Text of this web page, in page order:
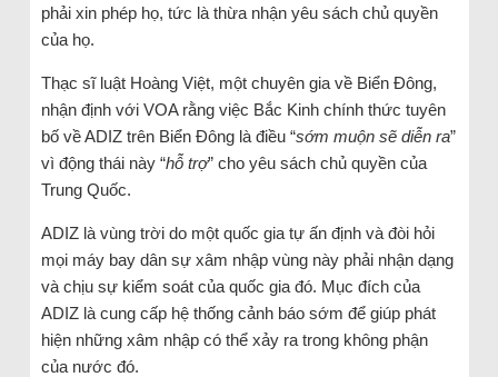
phải xin phép họ, tức là thừa nhận yêu sách chủ quyền
của họ.
Thạc sĩ luật Hoàng Việt, một chuyên gia về Biển Đông,
nhận định với VOA rằng việc Bắc Kinh chính thức tuyên
bố về ADIZ trên Biển Đông là điều “sớm muộn sẽ diễn ra”
vì động thái này “hỗ trợ” cho yêu sách chủ quyền của
Trung Quốc.
ADIZ là vùng trời do một quốc gia tự ấn định và đòi hỏi
mọi máy bay dân sự xâm nhập vùng này phải nhận dạng
và chịu sự kiểm soát của quốc gia đó. Mục đích của
ADIZ là cung cấp hệ thống cảnh báo sớm để giúp phát
hiện những xâm nhập có thể xảy ra trong không phận
của nước đó.